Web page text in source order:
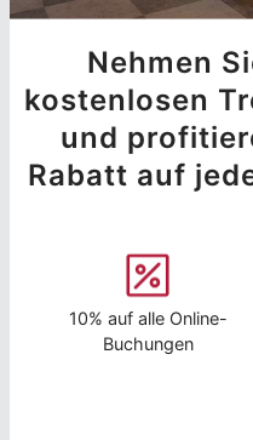
Nehmen
kostenlosen
und
Rabatt auf
10% auf alle Online-
Buchungen